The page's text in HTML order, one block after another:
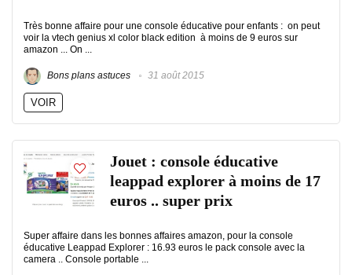
Très bonne affaire pour une console éducative pour enfants : on peut
voir la vtech genius xl color black edition à moins de 9 euros sur
amazon ... On ...
Bons plans astuces 31 août 2015
VOIR
Jouet : console éducative
leappad explorer à moins de 17
euros .. super prix
Super affaire dans les bonnes affaires amazon, pour la console
éducative Leappad Explorer : 16.93 euros le pack console avec la
camera .. Console portable ...